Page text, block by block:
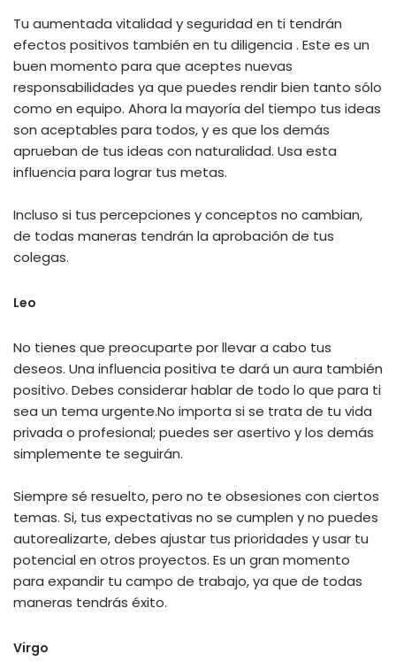
Tu aumentada vitalidad y seguridad en ti tendrán
efectos positivos también en tu diligencia . Este es un
buen momento para que aceptes nuevas
responsabilidades ya que puedes rendir bien tanto sólo
como en equipo. Ahora la mayoría del tiempo tus ideas
son aceptables para todos, y es que los demás
aprueban de tus ideas con naturalidad. Usa esta
influencia para lograr tus metas.
Incluso si tus percepciones y conceptos no cambian,
de todas maneras tendrán la aprobación de tus
colegas.
Leo
No tienes que preocuparte por llevar a cabo tus
deseos. Una influencia positiva te dará un aura también
positivo. Debes considerar hablar de todo lo que para ti
sea un tema urgente.No importa si se trata de tu vida
privada o profesional; puedes ser asertivo y los demás
simplemente te seguirán.
Siempre sé resuelto, pero no te obsesiones con ciertos
temas. Si, tus expectativas no se cumplen y no puedes
autorealizarte, debes ajustar tus prioridades y usar tu
potencial en otros proyectos. Es un gran momento
para expandir tu campo de trabajo, ya que de todas
maneras tendrás éxito.
Virgo